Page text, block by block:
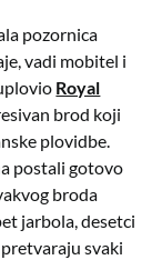
pozornica
vadi mobitel i
Royal
brod koji
plovidbe.
postali gotovo
broda
jarbola, desetci
svaki